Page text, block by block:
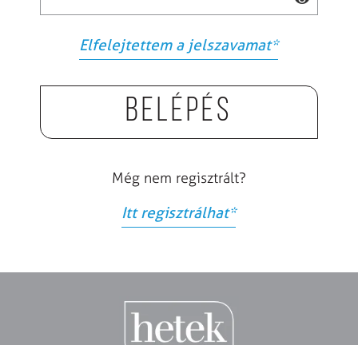
Elfelejtettem a jelszavamat*
Belépés
Még nem regisztrált?
Itt regisztrálhat*